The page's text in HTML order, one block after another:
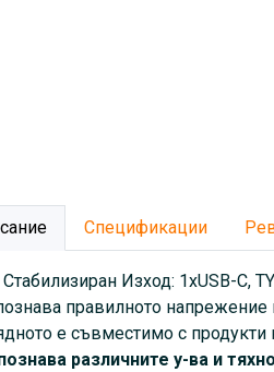
Спецификации
Стабилизиран Изход: 1xUSB-C,
правилното напрежение
е съвместимо с
различните у-ва и